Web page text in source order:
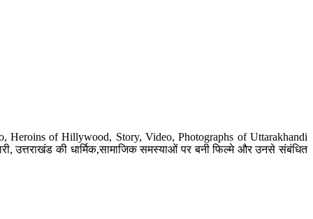
Heroins of Hillywood, Story, Video, Photographs of Uttarakhandi
उत्तराखंड की धार्मिक,सामाजिक समस्याओं पर बनी फिल्मे और उनसे संबंधित